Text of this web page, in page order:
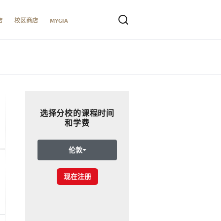
校区商店 MYGIA
选择分校的课程时间
和学费
伦敦
现在注册